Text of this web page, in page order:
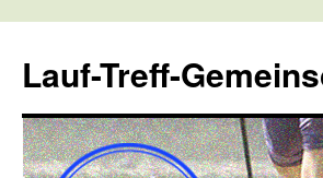
Lauf-Treff-